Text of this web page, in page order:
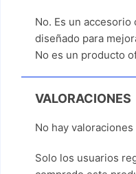
No. Es un
diseñado para
No es un producto
VALORACIONES
No hay valoraciones
Solo los usuarios